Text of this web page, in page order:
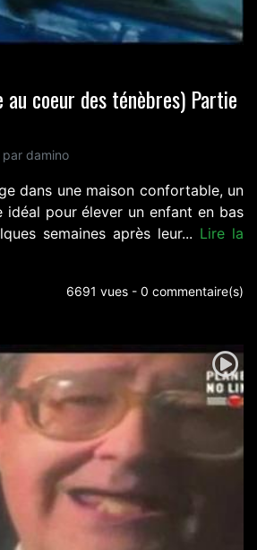
au coeur des ténèbres) Partie
damino
dans une maison confortable, un
idéal pour élever un enfant en bas
semaines après leur... Lire la
6691 vues - 0 commentaire(s)